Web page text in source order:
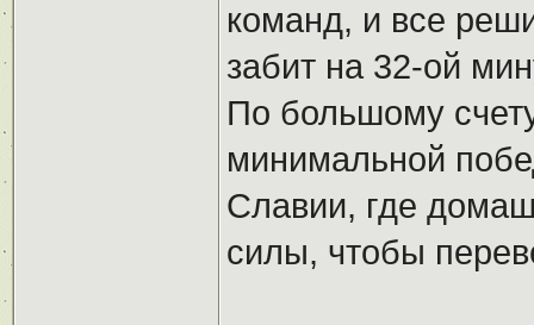
команд, и все
забит на 32-ой
По большому
минимальной
Славии, где
силы, чтобы